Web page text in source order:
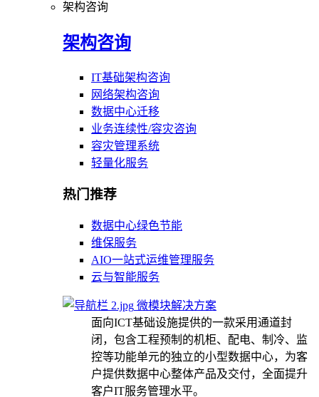
架构咨询
架构咨询
IT基础架构咨询
网络架构咨询
数据中心迁移
业务连续性/容灾咨询
容灾管理系统
轻量化服务
热门推荐
数据中心绿色节能
维保服务
AIO一站式运维管理服务
云与智能服务
微模块解决方案
面向ICT基础设施提供的一款采用通道封
闭，包含工程预制的机柜、配电、制冷、监
控等功能单元的独立的小型数据中心，为客
户提供数据中心整体产品及交付，全面提升
客户IT服务管理水平。